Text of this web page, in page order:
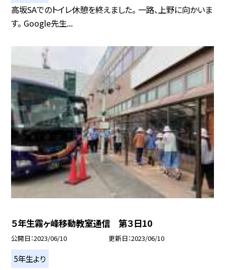
高坂SAでのトイレ休憩を終えました。 一路、上野に向かいま
す。 Google先生...
５年生霧ヶ峰移動教室通信 第３日10
公開日 2023/06/10 更新日 2023/06/10
5年生より